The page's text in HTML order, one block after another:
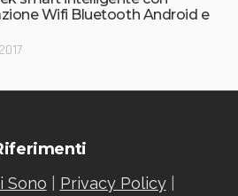
Wifi Bluetooth Android e
Sono Privacy Policy|